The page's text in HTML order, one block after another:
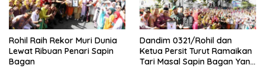
Rohil Raih Rekor Muri Dunia
Lewat Ribuan Penari Sapin
Bagan
Dandim 0321/Rohil dan
Ketua Persit Turut Ramaikan
Tari Masal Sapin Bagan Yang